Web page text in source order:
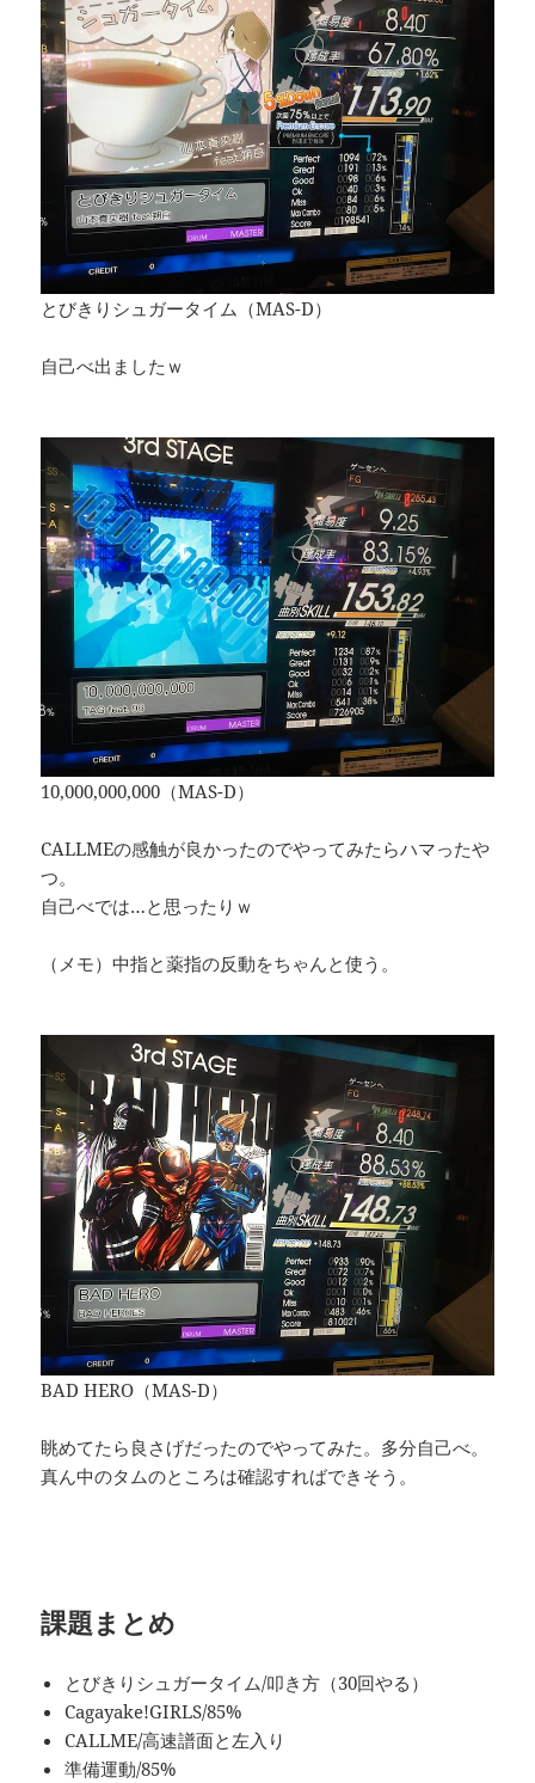
とびきりシュガータイム（MAS-D）
自己べ出ましたｗ
10,000,000,000（MAS-D）
CALLMEの感触が良かったのでやってみたらハマったや
つ。
自己べでは…と思ったりｗ
（メモ）中指と薬指の反動をちゃんと使う。
BAD HERO（MAS-D）
眺めてたら良さげだったのでやってみた。多分自己べ。
真ん中のタムのところは確認すればできそう。
課題まとめ
とびきりシュガータイム/叩き方（30回やる）
Cagayake!GIRLS/85%
CALLME/高速譜面と左入り
準備運動/85%